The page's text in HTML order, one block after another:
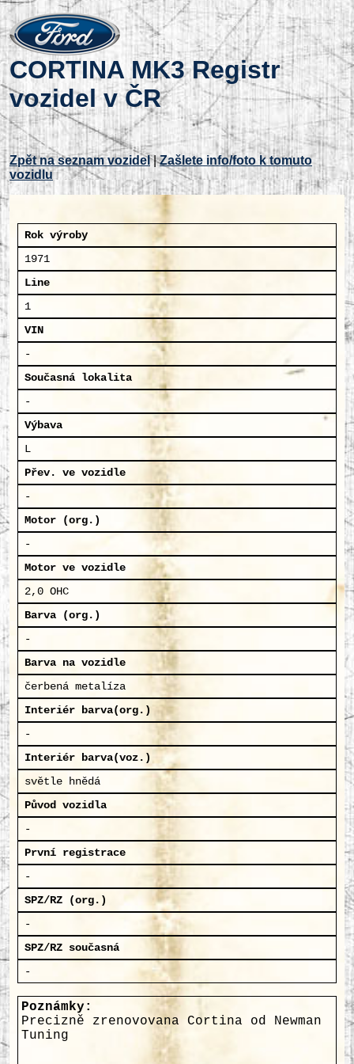
CORTINA MK3 Registr
vozidel v ČR
Zpět na seznam vozidel|Zašlete info/foto k tomuto
vozidlu
Rok výroby
1971
Line
1
VIN
-
Současná lokalita
-
Výbava
L
Přev. ve vozidle
-
Motor (org.)
-
Motor ve vozidle
2,0 OHC
Barva (org.)
-
Barva na vozidle
čerbená metalíza
Interiér barva(org.)
-
Interiér barva(voz.)
světle hnědá
Původ vozidla
-
První registrace
-
SPZ/RZ (org.)
-
SPZ/RZ současná
-
Poznámky:
Precizně zrenovovana Cortina od Newman
Tuning